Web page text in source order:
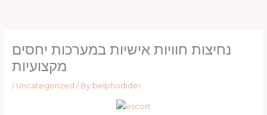
נחיצות חוויות אישיות במערכות יחסים
מקצועיות
/ Uncategorized / By belphodider